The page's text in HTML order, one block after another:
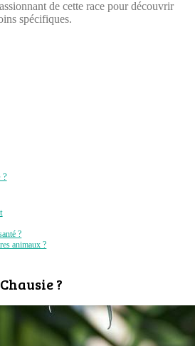
de cette race pour découvrir
spécifiques.
?
?
animaux ?
?